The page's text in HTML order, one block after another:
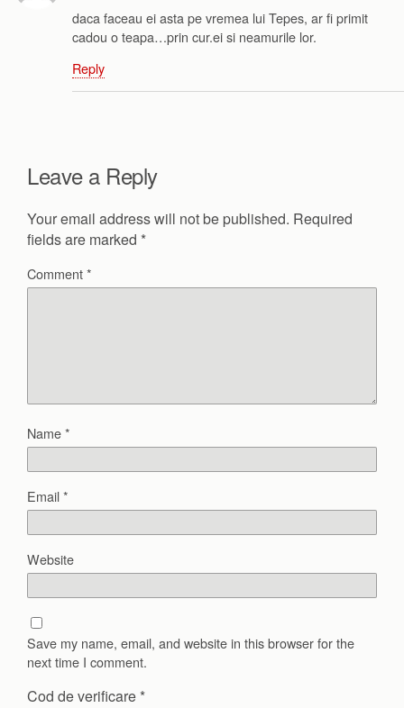
daca faceau ei asta pe vremea lui Tepes, ar fi primit
cadou o teapa…prin cur.ei si neamurile lor.
Reply
Leave a Reply
Your email address will not be published. Required
fields are marked *
Comment*
Name*
Email*
Website
Save my name, email, and website in this browser for the
next time I comment.
Cod de verificare *